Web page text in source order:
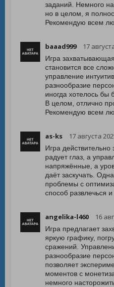
заданий. Немного
но в целом, я
Рекомендую всем
baaad999 17
Игра
становится все
управление
разнообразие
иногда хотелось бы
В целом, отлично
Рекомендую всем
as-ks 17 августа
Игра
радует глаз, а
напряжённые, а
даёт заскучать.
проблемы с
способ развлечься
angelika-l460 16
Игра предлагает
яркую графику,
сражений.
разнообразие
позволяет
моментов с
немного